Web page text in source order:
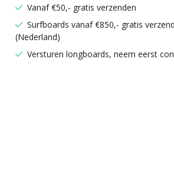
Vanaf €50,- gratis verzenden
Surfboards vanaf €850,- gratis
(Nederland)
Versturen longboards, neem eerst